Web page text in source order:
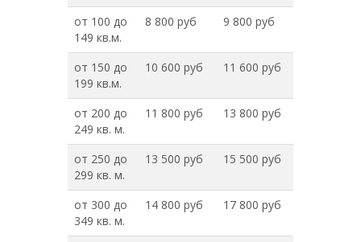
от 100 до
149 кв.м.
8 800 руб 9 800 руб
от 150 до
199 кв.м.
10 600 руб 11 600 руб
от 200 до
249 кв. м.
11 800 руб 13 800 руб
от 250 до
299 кв. м.
13 500 руб 15 500 руб
от 300 до
349 кв. м.
14 800 руб 17 800 руб